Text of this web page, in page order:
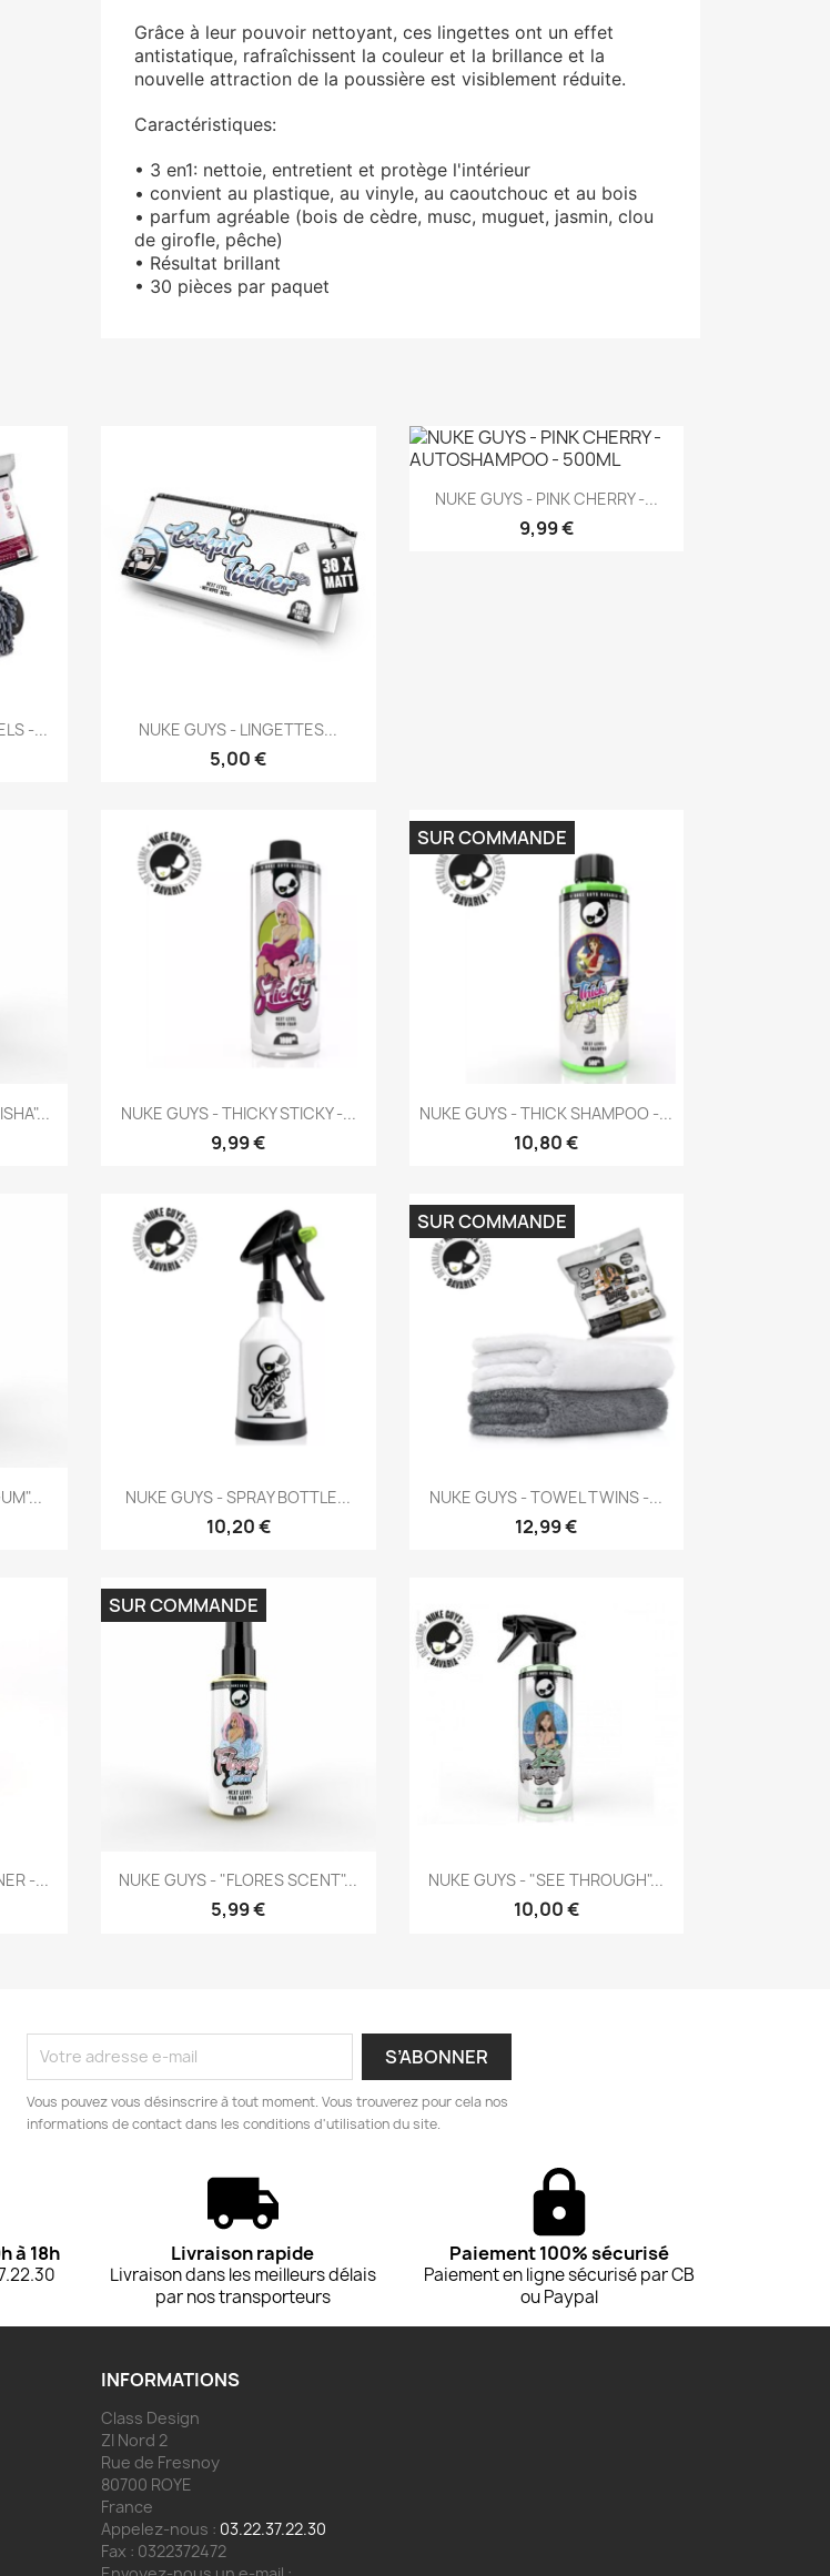
Grâce à leur pouvoir nettoyant, ces lingettes ont un effet
antistatique, rafraîchissent la couleur et la brillance et la
nouvelle attraction de la poussière est visiblement réduite.
Caractéristiques:
• 3 en1: nettoie, entretient et protège l'intérieur
• convient au plastique, au vinyle, au caoutchouc et au bois
• parfum agréable (bois de cèdre, musc, muguet, jasmin, clou
de girofle, pêche)
• Résultat brillant
• 30 pièces par paquet
-... Aperçu rapide
NUKE GUYS - LINGETTES...
5,00 €
 Aperçu rapide
NUKE GUYS - PINK CHERRY -...
9,99 €
Aperçu rapide
NUKE GUYS - THICKY STICKY -...
9,99 €
Aperçu rapide
NUKE GUYS - THICK SHAMPOO -...
10,80 €
SUR COMMANDE
 Aperçu rapide
NUKE GUYS - SPRAY BOTTLE...
10,20 €
Aperçu rapide
NUKE GUYS - TOWEL TWINS -...
12,99 €
SUR COMMANDE
-... Aperçu rapide
NUKE GUYS - "FLORES SCENT"...
5,99 €
SUR COMMANDE
Aperçu rapide
NUKE GUYS - "SEE THROUGH"...
10,00 €
Vous pouvez vous désinscrire à tout moment. Vous trouverez pour cela nos
informations de contact dans les conditions d'utilisation du site.
à 18h Livraison rapide
Livraison dans les meilleurs délais
par nos transporteurs
Paiement 100% sécurisé
Paiement en ligne sécurisé par CB
ou Paypal
INFORMATIONS
Class Design
ZI Nord 2
Rue de Fresnoy
80700 ROYE
France
Appelez-nous : 03.22.37.22.30
Fax : 0322372472